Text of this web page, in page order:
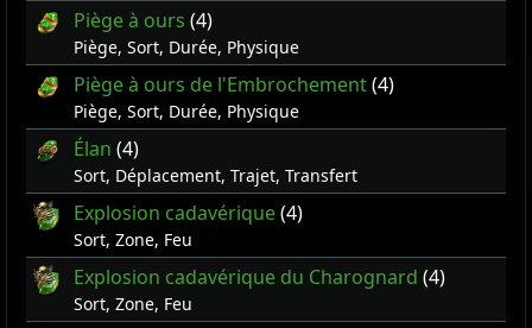
Piège à ours (4)
Piège, Sort, Durée, Physique
Piège à ours de l'Embrochement(4)
Piège, Sort, Durée, Physique
Élan (4)
Sort, Déplacement, Trajet, Transfert
Explosion cadavérique(4)
Sort, Zone, Feu
Explosion cadavérique du Charognard (4)
Sort, Zone, Feu